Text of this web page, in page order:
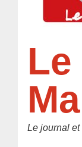
Le
Le journal